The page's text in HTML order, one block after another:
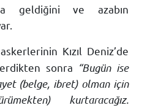
geldiğini ve azabın
Kızıl Deniz’de
sonra “Bugün ise
(belge, ibret) olman için
kurtaracağız.